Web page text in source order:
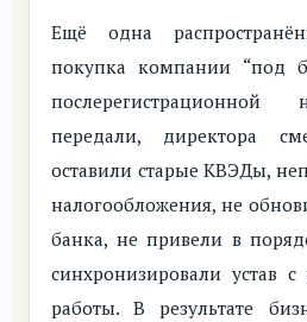
Ещё одна
покупка компании “под
передали, директора
оставили старые КВЭДы,
налогообложения, не
банка, не привели в
синхронизировали устав
работы. В результате